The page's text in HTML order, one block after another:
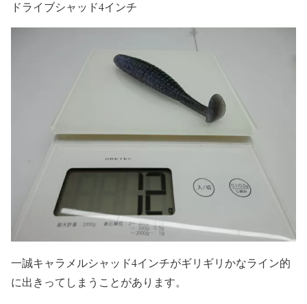
ドライブシャッド4インチ
一誠キャラメルシャッド4インチがギリギリかなライン的
に出きってしまうことがあります。